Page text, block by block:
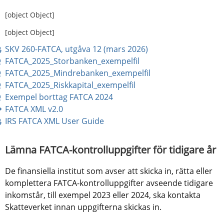
[object Object]
[object Object]
SKV 260-FATCA, utgåva 12 (mars 2026)
FATCA_2025_Storbanken_exempelfil
FATCA_2025_Mindrebanken_exempelfil
FATCA_2025_Riskkapital_exempelfil
Exempel borttag FATCA 2024xml, 5 kB.
FATCA XML v2.0zip, 17 kB.
IRS FATCA XML User Guidepdf, 2 MB.
Lämna FATCA-kontrolluppgifter för tidigare år
De finansiella institut som avser att skicka in, rätta eller
komplettera FATCA-kontrolluppgifter avseende tidigare
inkomstår, till exempel 2023 eller 2024, ska kontakta
Skatteverket innan uppgifterna skickas in.